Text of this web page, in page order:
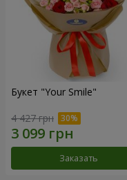
Букет "Your Smile"
4 427 грн
Заказать